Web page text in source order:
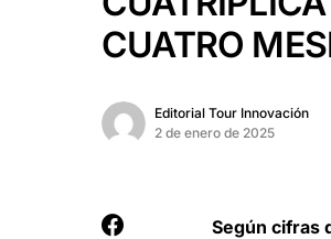
CUATRO
Editorial Tour Innovación
2 de enero de 2025
Según cifras